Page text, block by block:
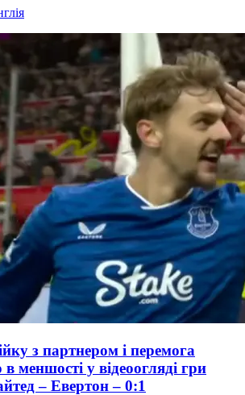
з партнером і перемога
меншості у відеоогляді гри
– Евертон – 0:1